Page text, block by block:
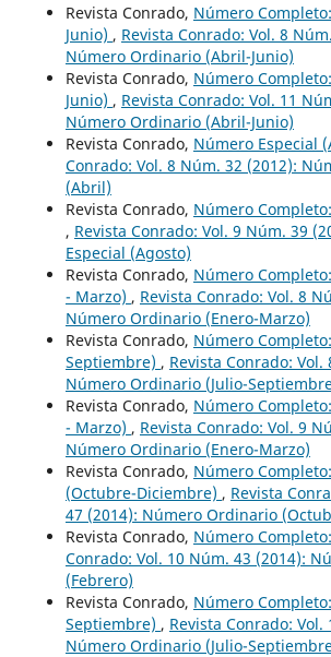
Revista Conrado, Número
Junio) , Revista Conrado: Vol. 8
Número Ordinario (Abril-Junio)
Revista Conrado, Número
Junio) , Revista Conrado: Vol. 11
Número Ordinario (Abril-Junio)
Revista Conrado, Número Especial
Conrado: Vol. 8 Núm. 32 (2012):
(Abril)
Revista Conrado, Número
, Revista Conrado: Vol. 9 Núm. 39
Especial (Agosto)
Revista Conrado, Número
- Marzo) , Revista Conrado: Vol. 8
Número Ordinario (Enero-Marzo)
Revista Conrado, Número
Septiembre) , Revista Conrado: Vol.
Número Ordinario (Julio-
Revista Conrado, Número
- Marzo) , Revista Conrado: Vol. 9
Número Ordinario (Enero-Marzo)
Revista Conrado, Número
(Octubre-Diciembre) , Revista
47 (2014): Número Ordinario
Revista Conrado, Número
Conrado: Vol. 10 Núm. 43 (2014):
(Febrero)
Revista Conrado, Número
Septiembre) , Revista Conrado:
Número Ordinario (Julio-